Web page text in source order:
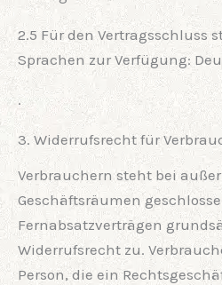
2.5 Für den Vertragsschluss
Sprachen zur Verfügung:
.
3. Widerrufsrecht für
Verbrauchern steht bei
Geschäftsräumen
Fernabsatzverträgen
Widerrufsrecht zu.
Person, die ein